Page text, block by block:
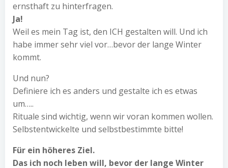
ernsthaft zu hinterfragen.
Ja!
Weil es mein Tag ist, den ICH gestalten will. Und ich
habe immer sehr viel vor…bevor der lange Winter
kommt.
Und nun?
Definiere ich es anders und gestalte ich es etwas
um…..
Rituale sind wichtig, wenn wir voran kommen wollen.
Selbstentwickelte und selbstbestimmte bitte!
Für ein höheres Ziel.
Das ich noch leben will, bevor der lange Winter